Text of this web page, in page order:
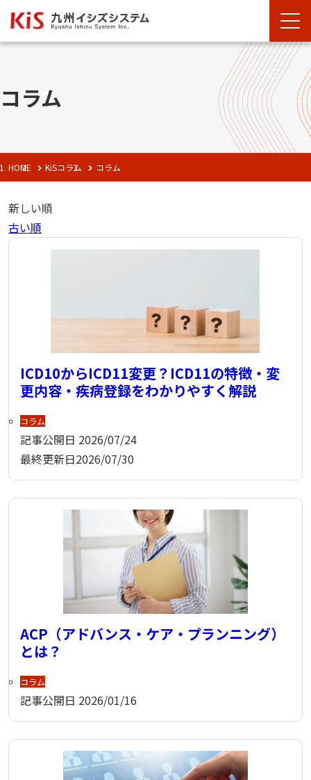
コラム
HOME KiSコラム コラム
新しい順
古い順
ICD10からICD11変更？ICD11の特徴・変
更内容・疾病登録をわかりやすく解説
コラム
記事公開日 2026/07/24
最終更新日2026/07/30
ACP（アドバンス・ケア・プランニング）
とは？
コラム
記事公開日 2026/01/16